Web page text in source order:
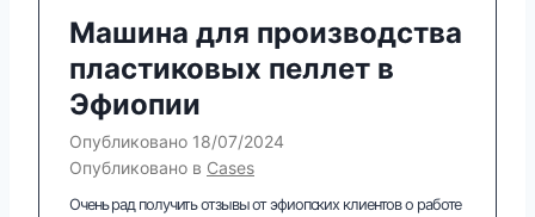
Машина для производства
пластиковых пеллет в
Эфиопии
Опубликовано 18/07/2024
Опубликовано в Cases
Очень рад получить отзывы от эфиопских клиентов о работе